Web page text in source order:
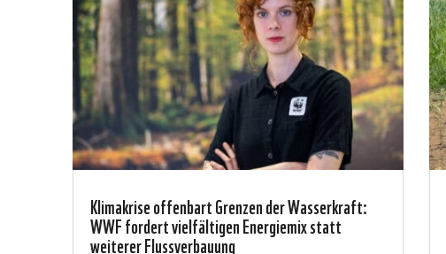
Klimakrise offenbart Grenzen der Wasserkraft:
WWF fordert vielfältigen Energiemix statt
weiterer Flussverbauung